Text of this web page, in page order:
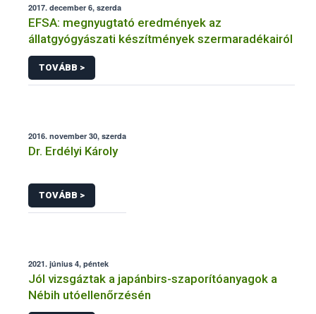
2017. december 6, szerda
EFSA: megnyugtató eredmények az
állatgyógyászati készítmények szermaradékairól
TOVÁBB >
2016. november 30, szerda
Dr. Erdélyi Károly
TOVÁBB >
2021. június 4, péntek
Jól vizsgáztak a japánbirs-szaporítóanyagok a
Nébih utóellenőrzésén